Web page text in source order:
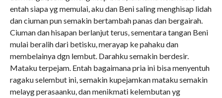
entah siapa yg memulai, aku dan Beni saling menghisap lidah
dan ciuman pun semakin bertambah panas dan bergairah.
Ciuman dan hisapan berlanjut terus, sementara tangan Beni
mulai beralih dari betisku, merayap ke pahaku dan
membelainya dgn lembut. Darahku semakin berdesir.
Mataku terpejam. Entah bagaimana pria ini bisa menyentuh
ragaku selembut ini, semakin kupejamkan mataku semakin
melayg perasaanku, dan menikmati kelembutan yg